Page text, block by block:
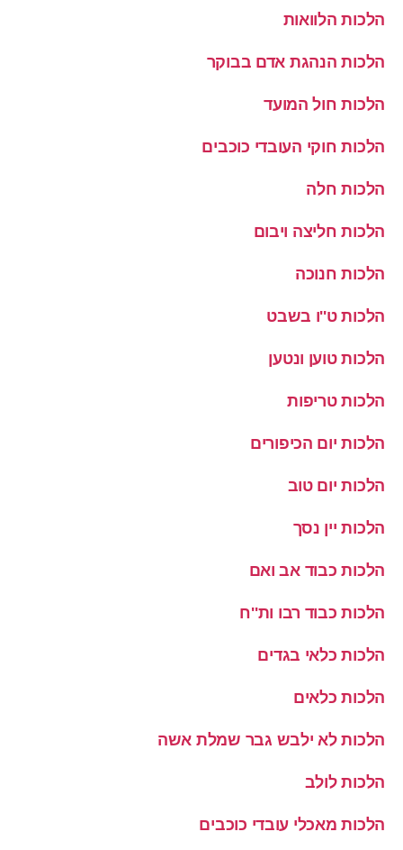
הלכות הלוואות
הלכות הנהגת אדם בבוקר
הלכות חול המועד
הלכות חוקי העובדי כוכבים
הלכות חלה
הלכות חליצה ויבום
הלכות חנוכה
הלכות ט''ו בשבט
הלכות טוען ונטען
הלכות טריפות
הלכות יום הכיפורים
הלכות יום טוב
הלכות יין נסך
הלכות כבוד אב ואם
הלכות כבוד רבו ות''ח
הלכות כלאי בגדים
הלכות כלאים
הלכות לא ילבש גבר שמלת אשה
הלכות לולב
הלכות מאכלי עובדי כוכבים